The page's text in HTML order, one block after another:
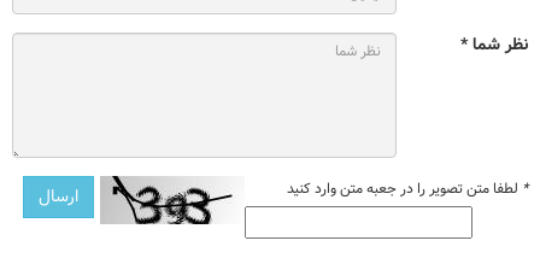
نظر شما *
* لطفا متن تصویر را در جعبه متن وارد کنید